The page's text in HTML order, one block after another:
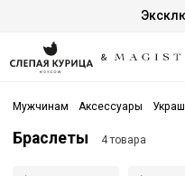
Мужчинам Аксессуары
Браслеты 4 товара